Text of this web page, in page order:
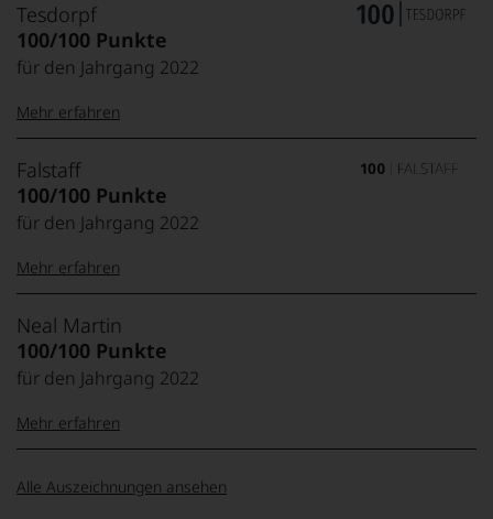
Tesdorpf
100/100 Punkte
für den Jahrgang 2022
99–100 Punkte:
95–98 Punkte:
85–89 Punkte:
Unter 85 Punkte:
Tesdorpf
Der
Name
Tesdorpf
für
»Fine
Wine«,
für
die
edlen
der
Welt,
kaum
ein
Mehr erfahren
Falstaff
100/100 Punkte
für den Jahrgang 2022
100-96 Punkte:
95-90 Punkte:
Falstaff
Das
unter
Weinliebhabern
unter
Feinschmeckern
beliebte
Mehr erfahren
Neal Martin
100/100 Punkte
für den Jahrgang 2022
Punkte:
Martin
Mehr erfahren
Alle Auszeichnungen ansehen